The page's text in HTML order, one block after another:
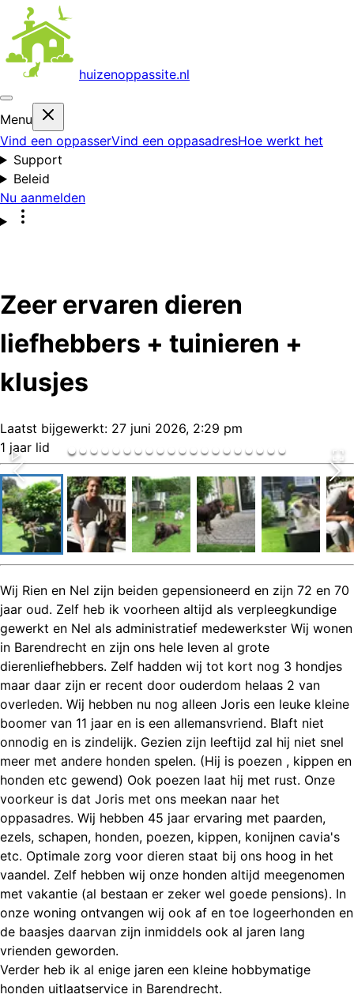
huizenoppassite.nl
Menu
Vind een oppasserVind een oppasadresHoe werkt het
Support
Beleid
Nu aanmelden
Zeer ervaren dieren
liefhebbers + tuinieren +
klusjes
Laatst bijgewerkt: 27 juni 2026, 2:29 pm
1 jaar lid
Wij Rien en Nel zijn beiden gepensioneerd en zijn 72 en 70
jaar oud. Zelf heb ik voorheen altijd als verpleegkundige
gewerkt en Nel als administratief medewerkster Wij wonen
in Barendrecht en zijn ons hele leven al grote
dierenliefhebbers. Zelf hadden wij tot kort nog 3 hondjes
maar daar zijn er recent door ouderdom helaas 2 van
overleden. Wij hebben nu nog alleen Joris een leuke kleine
boomer van 11 jaar en is een allemansvriend. Blaft niet
onnodig en is zindelijk. Gezien zijn leeftijd zal hij niet snel
meer met andere honden spelen. (Hij is poezen , kippen en
honden etc gewend) Ook poezen laat hij met rust. Onze
voorkeur is dat Joris met ons meekan naar het
oppasadres. Wij hebben 45 jaar ervaring met paarden,
ezels, schapen, honden, poezen, kippen, konijnen cavia's
etc. Optimale zorg voor dieren staat bij ons hoog in het
vaandel. Zelf hebben wij onze honden altijd meegenomen
met vakantie (al bestaan er zeker wel goede pensions). In
onze woning ontvangen wij ook af en toe logeerhonden en
de baasjes daarvan zijn inmiddels ook al jaren lang
vrienden geworden.
Verder heb ik al enige jaren een kleine hobbymatige
honden uitlaatservice in Barendrecht.